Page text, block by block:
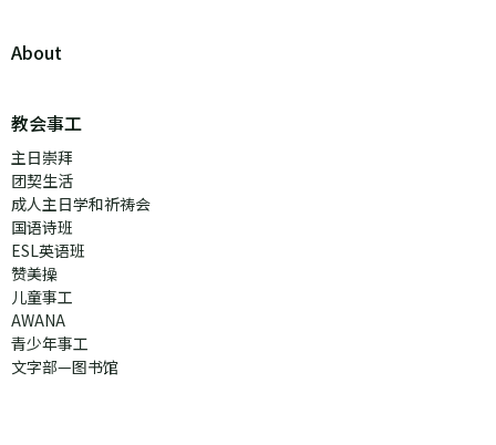
About
教会事工
主日崇拜
团契生活
成人主日学和祈祷会
国语诗班
ESL英语班
赞美操
儿童事工
AWANA
青少年事工
文字部—图书馆